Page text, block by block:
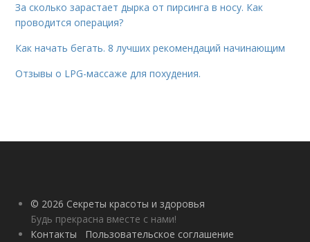
За сколько зарастает дырка от пирсинга в носу. Как
проводится операция?
Как начать бегать. 8 лучших рекомендаций начинающим
Отзывы о LPG-массаже для похудения.
© 2026 Секреты красоты и здоровья
Будь прекрасна вместе с нами!
Контакты
Пользовательское соглашение